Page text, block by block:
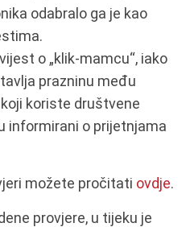
odabralo ga je kao
o „klik-mamcu“, iako
prazninu među
koriste društvene
informirani o prijetnjama
možete pročitati ovdje.
provjere, u tijeku je